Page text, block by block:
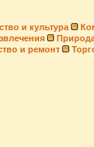
и культура
и ремонт